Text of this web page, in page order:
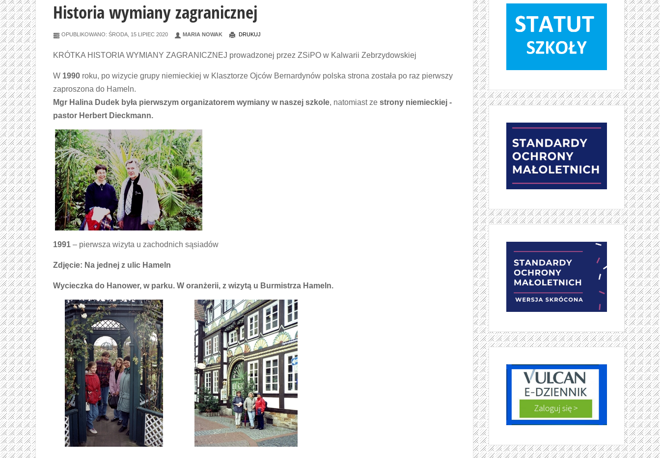
Historia wymiany zagranicznej
OPUBLIKOWANO: ŚRODA, 15 LIPIEC 2020 MARIA NOWAK DRUKUJ
KRÓTKA HISTORIA WYMIANY ZAGRANICZNEJ prowadzonej przez ZSiPO w Kalwarii Zebrzydowskiej
W 1990 roku, po wizycie grupy niemieckiej w Klasztorze Ojców Bernardynów polska strona została po raz pierwszy
zaproszona do Hameln.
Mgr Halina Dudek była pierwszym organizatorem wymiany w naszej szkole, natomiast ze strony niemieckiej -
pastor Herbert Dieckmann.
1991 – pierwsza wizyta u zachodnich sąsiadów
Zdjęcie: Na jednej z ulic Hameln
Wycieczka do Hanower, w parku. W oranżerii, z wizytą u Burmistrza Hameln.